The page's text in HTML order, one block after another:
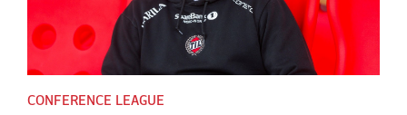
CONFERENCE LEAGUE